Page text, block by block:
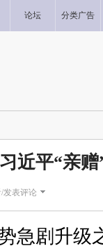
论坛 分类广告
近平“亲
发表评论
急剧升级